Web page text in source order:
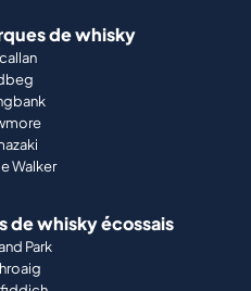
de whisky
Walker
de whisky écossais
Park